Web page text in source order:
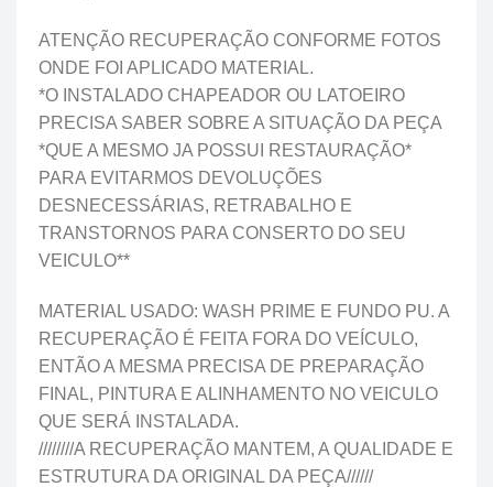
ATENÇÃO RECUPERAÇÃO CONFORME FOTOS
ONDE FOI APLICADO MATERIAL.
*O INSTALADO CHAPEADOR OU LATOEIRO
PRECISA SABER SOBRE A SITUAÇÃO DA PEÇA
*QUE A MESMO JA POSSUI RESTAURAÇÃO*
PARA EVITARMOS DEVOLUÇÕES
DESNECESSÁRIAS, RETRABALHO E
TRANSTORNOS PARA CONSERTO DO SEU
VEICULO**
MATERIAL USADO: WASH PRIME E FUNDO PU. A
RECUPERAÇÃO É FEITA FORA DO VEÍCULO,
ENTÃO A MESMA PRECISA DE PREPARAÇÃO
FINAL, PINTURA E ALINHAMENTO NO VEICULO
QUE SERÁ INSTALADA.
////////A RECUPERAÇÃO MANTEM, A QUALIDADE E
ESTRUTURA DA ORIGINAL DA PEÇA//////